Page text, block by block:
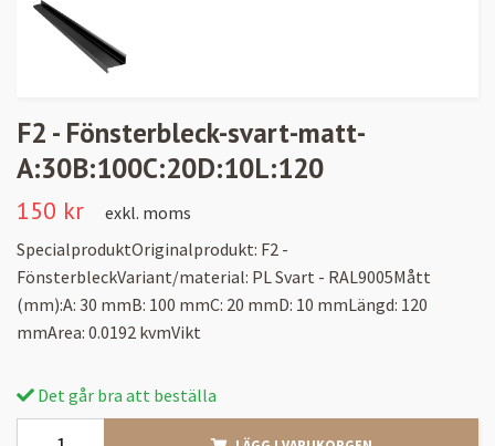
F2 - Fönsterbleck-svart-matt-
A:30B:100C:20D:10L:120
150 kr
exkl. moms
SpecialproduktOriginalprodukt: F2 -
FönsterbleckVariant/material: PL Svart - RAL9005Mått
(mm):A: 30 mmB: 100 mmC: 20 mmD: 10 mmLängd: 120
mmArea: 0.0192 kvmVikt
Det går bra att beställa